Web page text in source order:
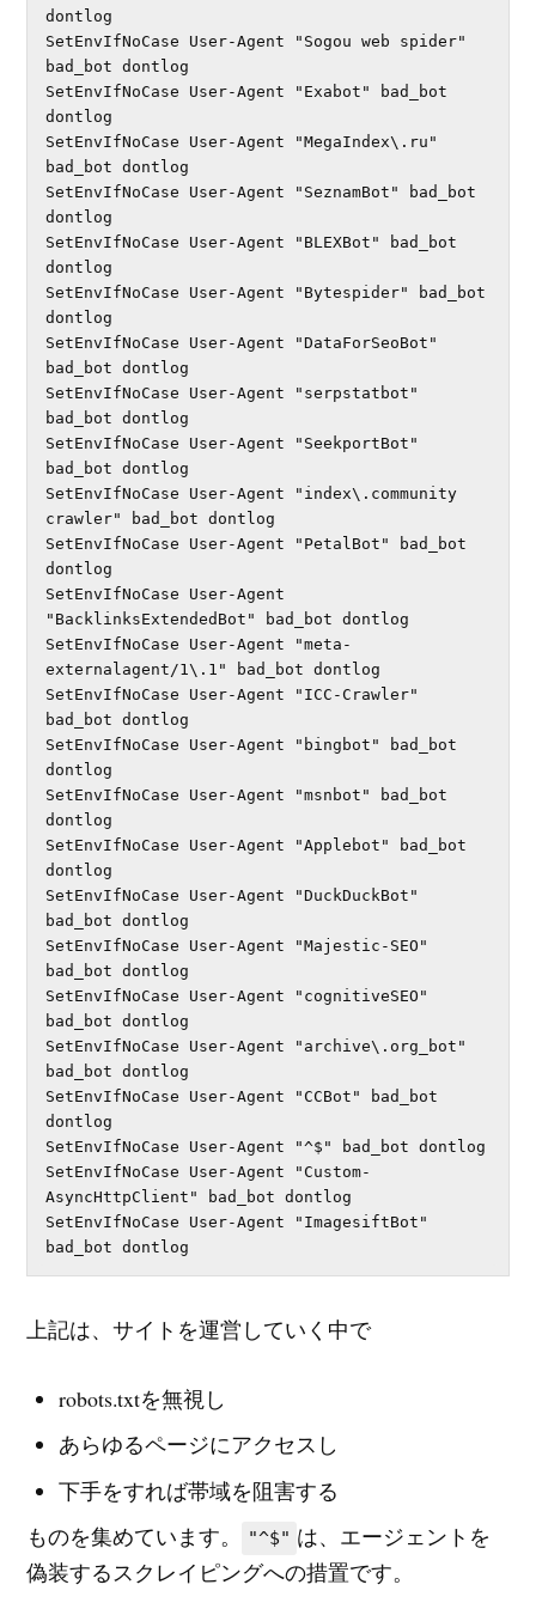
dontlog
SetEnvIfNoCase User-Agent "Sogou web spider"
bad_bot dontlog
SetEnvIfNoCase User-Agent "Exabot" bad_bot
dontlog
SetEnvIfNoCase User-Agent "MegaIndex\.ru"
bad_bot dontlog
SetEnvIfNoCase User-Agent "SeznamBot" bad_bot
dontlog
SetEnvIfNoCase User-Agent "BLEXBot" bad_bot
dontlog
SetEnvIfNoCase User-Agent "Bytespider" bad_bot
dontlog
SetEnvIfNoCase User-Agent "DataForSeoBot"
bad_bot dontlog
SetEnvIfNoCase User-Agent "serpstatbot"
bad_bot dontlog
SetEnvIfNoCase User-Agent "SeekportBot"
bad_bot dontlog
SetEnvIfNoCase User-Agent "index\.community
crawler" bad_bot dontlog
SetEnvIfNoCase User-Agent "PetalBot" bad_bot
dontlog
SetEnvIfNoCase User-Agent
"BacklinksExtendedBot" bad_bot dontlog
SetEnvIfNoCase User-Agent "meta-
externalagent/1\.1" bad_bot dontlog
SetEnvIfNoCase User-Agent "ICC-Crawler"
bad_bot dontlog
SetEnvIfNoCase User-Agent "bingbot" bad_bot
dontlog
SetEnvIfNoCase User-Agent "msnbot" bad_bot
dontlog
SetEnvIfNoCase User-Agent "Applebot" bad_bot
dontlog
SetEnvIfNoCase User-Agent "DuckDuckBot"
bad_bot dontlog
SetEnvIfNoCase User-Agent "Majestic-SEO"
bad_bot dontlog
SetEnvIfNoCase User-Agent "cognitiveSEO"
bad_bot dontlog
SetEnvIfNoCase User-Agent "archive\.org_bot"
bad_bot dontlog
SetEnvIfNoCase User-Agent "CCBot" bad_bot
dontlog
SetEnvIfNoCase User-Agent "^$" bad_bot dontlog
SetEnvIfNoCase User-Agent "Custom-
AsyncHttpClient" bad_bot dontlog
SetEnvIfNoCase User-Agent "ImagesiftBot"
bad_bot dontlog
上記は、サイトを運営していく中で
robots.txtを無視し
あらゆるページにアクセスし
下手をすれば帯域を阻害する
ものを集めています。 "^$" は、エージェントを
偽装するスクレイピングへの措置です。